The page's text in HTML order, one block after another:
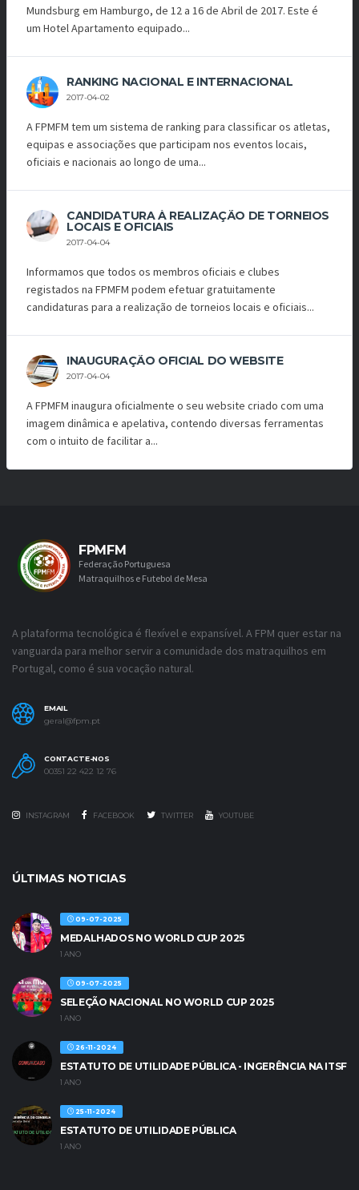
Mundsburg em Hamburgo, de 12 a 16 de Abril de 2017. Este é
um Hotel Apartamento equipado...
RANKING NACIONAL E INTERNACIONAL
2017-04-02
A FPMFM tem um sistema de ranking para classificar os atletas,
equipas e associações que participam nos eventos locais,
oficiais e nacionais ao longo de uma...
CANDIDATURA À REALIZAÇÃO DE TORNEIOS
LOCAIS E OFICIAIS
2017-04-04
Informamos que todos os membros oficiais e clubes
registados na FPMFM podem efetuar gratuitamente
candidaturas para a realização de torneios locais e oficiais...
INAUGURAÇÃO OFICIAL DO WEBSITE
2017-04-04
A FPMFM inaugura oficialmente o seu website criado com uma
imagem dinâmica e apelativa, contendo diversas ferramentas
com o intuito de facilitar a...
FPMFM
Federação Portuguesa
Matraquilhos e Futebol de Mesa
A plataforma tecnológica é flexível e expansível. A FPM quer estar na
vanguarda para melhor servir a comunidade dos matraquilhos em
Portugal, como é sua vocação natural.
EMAIL
geral@fpm.pt
CONTACTE-NOS
00351 22 422 12 76
INSTAGRAM FACEBOOK TWITTER YOUTUBE
ÚLTIMAS NOTICIAS
09-07-2025
MEDALHADOS NO WORLD CUP 2025
1 ANO
09-07-2025
SELEÇÃO NACIONAL NO WORLD CUP 2025
1 ANO
26-11-2024
ESTATUTO DE UTILIDADE PÚBLICA - INGERÊNCIA NA ITSF
1 ANO
25-11-2024
ESTATUTO DE UTILIDADE PÚBLICA
1 ANO